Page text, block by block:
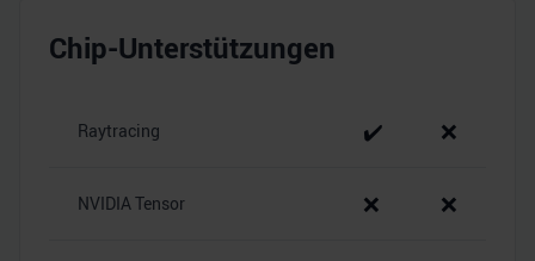
Chip-Unterstützungen
Raytracing ✔️ ❌
NVIDIA Tensor ❌ ❌